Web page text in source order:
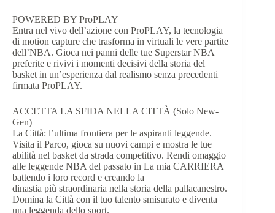
POWERED BY ProPLAY
Entra nel vivo dell’azione con ProPLAY, la tecnologia
di motion capture che trasforma in virtuali le vere partite
dell’NBA. Gioca nei panni delle tue Superstar NBA
preferite e rivivi i momenti decisivi della storia del
basket in un’esperienza dal realismo senza precedenti
firmata ProPLAY.
ACCETTA LA SFIDA NELLA CITTÀ (Solo New-
Gen)
La Città: l’ultima frontiera per le aspiranti leggende.
Visita il Parco, gioca su nuovi campi e mostra le tue
abilità nel basket da strada competitivo. Rendi omaggio
alle leggende NBA del passato in La mia CARRIERA
battendo i loro record e creando la
dinastia più straordinaria nella storia della pallacanestro.
Domina la Città con il tuo talento smisurato e diventa
una leggenda dello sport.